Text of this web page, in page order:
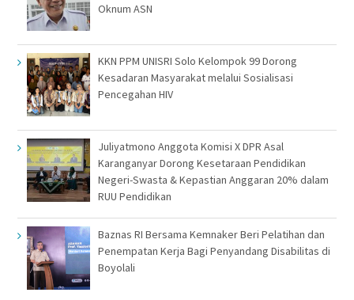
Oknum ASN
KKN PPM UNISRI Solo Kelompok 99 Dorong
Kesadaran Masyarakat melalui Sosialisasi
Pencegahan HIV
Juliyatmono Anggota Komisi X DPR Asal
Karanganyar Dorong Kesetaraan Pendidikan
Negeri-Swasta & Kepastian Anggaran 20% dalam
RUU Pendidikan
Baznas RI Bersama Kemnaker Beri Pelatihan dan
Penempatan Kerja Bagi Penyandang Disabilitas di
Boyolali